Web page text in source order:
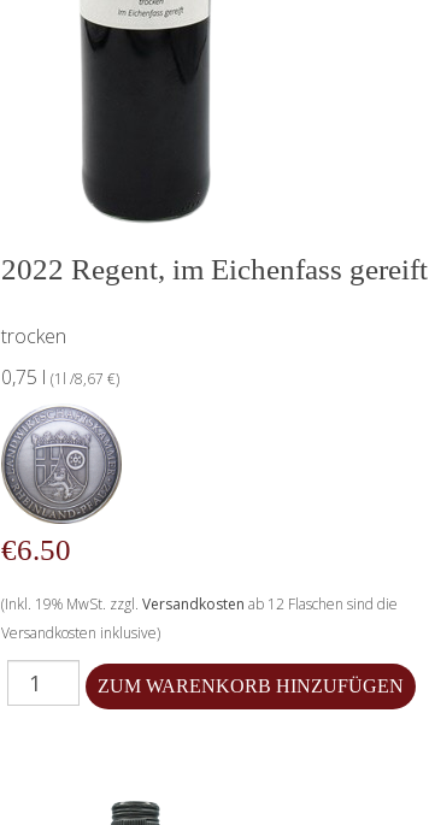
2022 Regent, im Eichenfass gereift
trocken
0,75 l(1l /8,67 €)
€6.50
(Inkl. 19% MwSt. zzgl.Versandkosten ab 12 Flaschen sind die
Versandkosten inklusive)
Menge für 2022 Regent, im Eichenfass gereift